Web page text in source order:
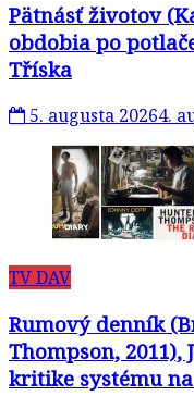
Pätnásť životov
obdobia po
Tříska
5. augusta 20264.
TV DAV
Rumový denník
Thompson, 2011),
kritike systému